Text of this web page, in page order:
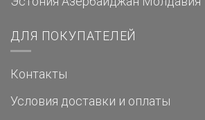
ДЛЯ ПОКУПАТЕЛЕЙ
Контакты
Условия доставки и оплаты